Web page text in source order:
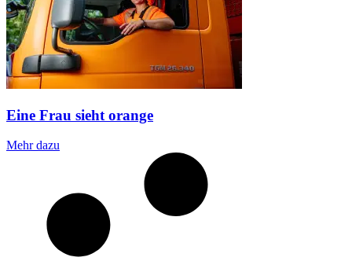
Eine Frau sieht orange
Mehr dazu